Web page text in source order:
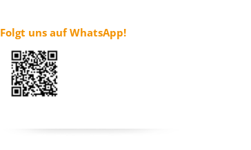
Folgt uns auf WhatsApp!